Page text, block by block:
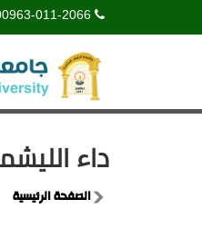
011-2066
داء
الصفحة الرئيسية